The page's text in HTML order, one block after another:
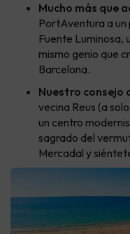
Mucho más que
PortAventura a un
Fuente Luminosa,
mismo genio que
Barcelona.
Nuestro consejo
vecina Reus (a
un centro
sagrado del
Mercadal y